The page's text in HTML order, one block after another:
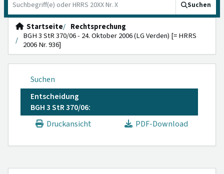
Suchen
Startseite
Rechtsprechung
BGH 3 StR 370/06 - 24. Oktober 2006 (LG Verden) [= HRRS
2006 Nr. 936]
Suchen
Entscheidung
BGH 3 StR 370/06:
Druckansicht
PDF-Download